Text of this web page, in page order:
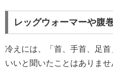
レッグウォーマーや腹
冷えには、「首、手首、足
いいと聞いたことはありませ